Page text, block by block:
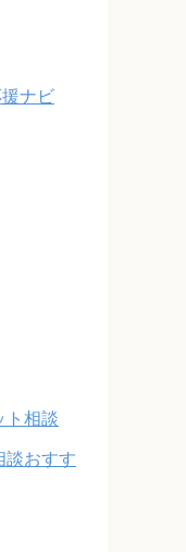
ナビ
ト相談
談おすす